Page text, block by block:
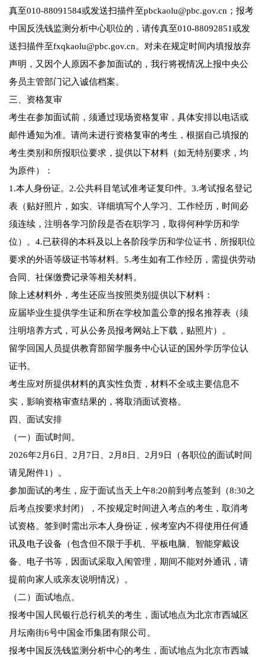
真至010-88091584或发送扫描件至pbckaolu@pbc.gov.cn；报考
中国反洗钱监测分析中心职位的，请传真至010-88092851或发
送扫描件至fxqkaolu@pbc.gov.cn。对未在规定时间内填报放弃
声明，又因个人原因不参加面试的，我行将视情况上报中央公
务员主管部门记入诚信档案。
三、资格复审
考生在参加面试前，须通过现场资格复审，具体安排以电话或
邮件通知为准。请尚未进行资格复审的考生，根据自己填报的
考生类别和所报职位要求，提供以下材料（如无特别要求，均
为原件）：
1.本人身份证。2.公共科目笔试准考证复印件。3.考试报名登记
表（贴好照片，如实、详细填写个人学习、工作经历，时间必
须连续，注明各学习阶段是否在职学习，取得何种学历和学
位）。4.已获得的本科及以上各阶段学历和学位证书，所报职位
要求的外语等级证书等材料。5.考生如有工作经历，需提供劳动
合同、社保缴费记录等相关材料。
除上述材料外，考生还应当按照类别提供以下材料：
应届毕业生提供学生证和所在学校加盖公章的报名推荐表（须
注明培养方式，可从公务员报考网站上下载，贴照片）。
留学回国人员提供教育部留学服务中心认证的国外学历学位认
证书。
考生应对所提供材料的真实性负责，材料不全或主要信息不
实，影响资格审查结果的，将取消面试资格。
四、面试安排
（一）面试时间。
2026年2月6日、2月7日、2月8日、2月9日（各职位的面试时间
请见附件1）。
参加面试的考生，应于面试当天上午8:20前到考点签到（8:30之
后考点按要求封闭），不按规定时间进入考点的考生，取消考
试资格。签到时需出示本人身份证，候考室内不得使用任何通
讯及电子设备（包含但不限于手机、平板电脑、智能穿戴设
备、电子书等，因面试采取入闱管理，期间不能对外通讯，请
提前向家人或亲友说明情况）。
（二）面试地点。
报考中国人民银行总行机关的考生，面试地点为北京市西城区
月坛南街6号中国金币集团有限公司。
报考中国反洗钱监测分析中心的考生，面试地点为北京市西城